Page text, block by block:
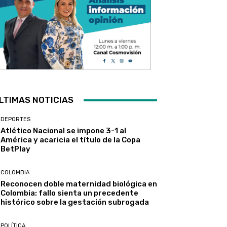
NOTICIAS
DEPORTES
Atlético Nacional se impone 3-1 al
América y acaricia el título de la Copa
BetPlay
COLOMBIA
Reconocen doble maternidad biológica en
Colombia: fallo sienta un precedente
histórico sobre la gestación subrogada